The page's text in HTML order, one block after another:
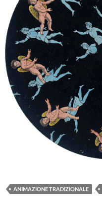
ANIMAZIONE TRADIZIONALE